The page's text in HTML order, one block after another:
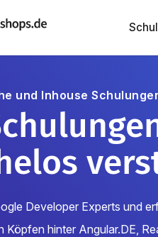
und Inhouse
Developer Experts und
Köpfen hinter Angular.DE,